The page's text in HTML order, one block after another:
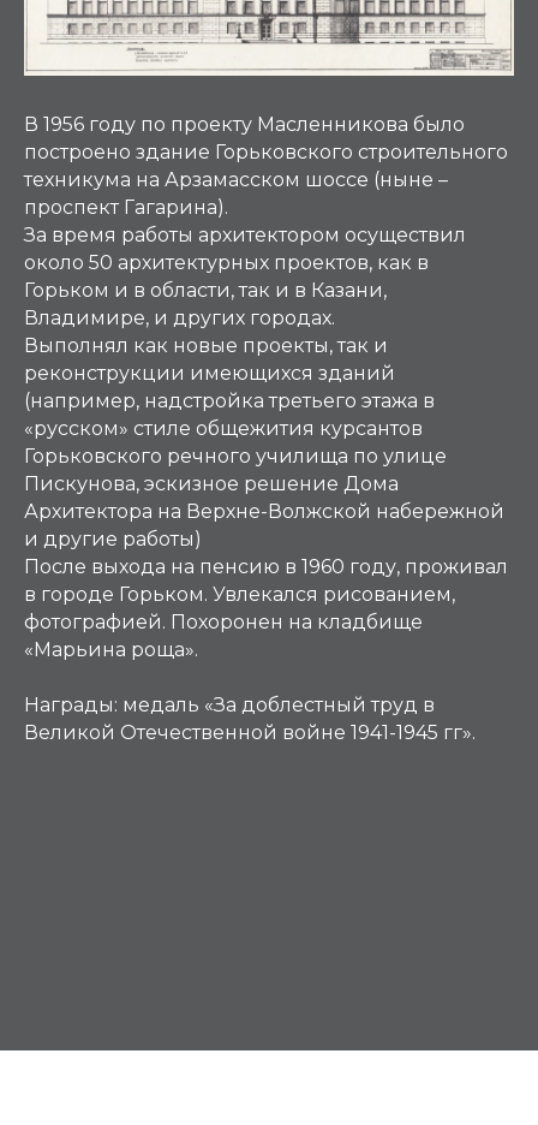
В 1956 году по проекту Масленникова было
построено здание Горьковского строительного
техникума на Арзамасском шоссе (ныне –
проспект Гагарина).
За время работы архитектором осуществил
около 50 архитектурных проектов, как в
Горьком и в области, так и в Казани,
Владимире, и других городах.
Выполнял как новые проекты, так и
реконструкции имеющихся зданий
(например, надстройка третьего этажа в
«русском» стиле общежития курсантов
Горьковского речного училища по улице
Пискунова, эскизное решение Дома
Архитектора на Верхне-Волжской набережной
и другие работы)
После выхода на пенсию в 1960 году, проживал
в городе Горьком. Увлекался рисованием,
фотографией. Похоронен на кладбище
«Марьина роща».
Награды: медаль «За доблестный труд в
Великой Отечественной войне 1941-1945 гг».